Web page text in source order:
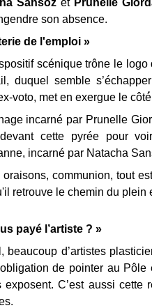
Sansoz et Prunelle
son absence.
de l'emploi »
scénique trône le logo
duquel semble
voto, met en exergue le
incarné par Prunelle
cette pyrée pour
incarné par Natacha
oraisons, communion, tout
retrouve le chemin du plein
payé l’artiste ? »
beaucoup d’artistes
de pointer au
exposent. C’est aussi